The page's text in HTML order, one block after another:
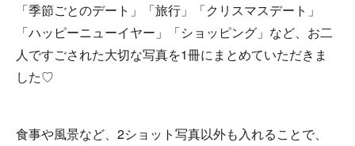
「季節ごとのデート」「旅行」「クリスマスデート」
「ハッピーニューイヤー」「ショッピング」など、お二
人ですごされた大切な写真を1冊にまとめていただきま
した♡
食事や風景など、2ショット写真以外も入れることで、